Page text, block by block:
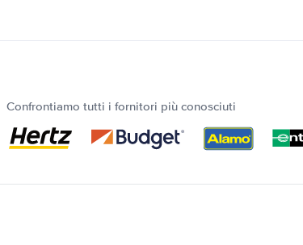
Confrontiamo tutti i fornitori più conosciuti